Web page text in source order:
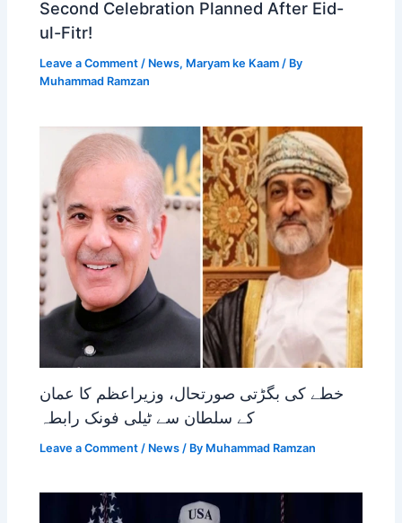
Second Celebration Planned After Eid-
ul-Fitr!
Leave a Comment / News, Maryam ke Kaam / By
Muhammad Ramzan
خطے کی بگڑتی صورتحال، وزیراعظم کا عمان
کے سلطان سے ٹیلی فونک رابطہ
Leave a Comment / News / By Muhammad Ramzan